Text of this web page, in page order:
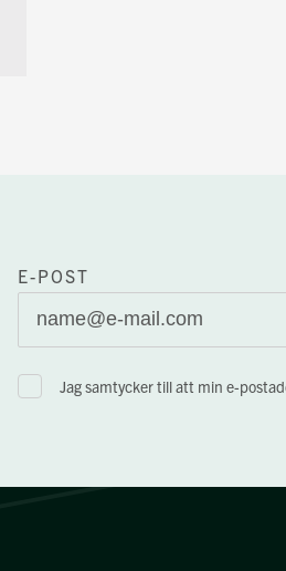
E-POST
Jag samtycker till att min e-